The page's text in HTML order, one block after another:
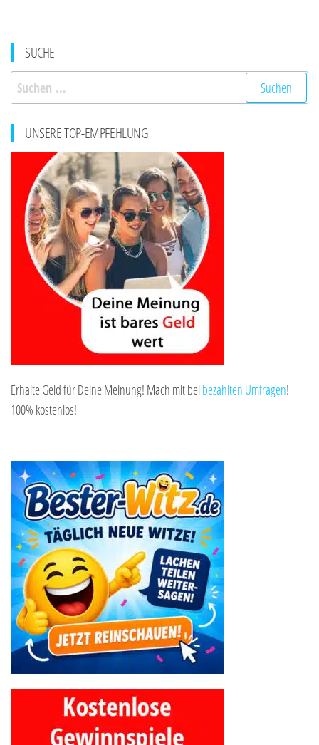
SUCHE
Suchen
nach:
UNSERE TOP-EMPFEHLUNG
Erhalte Geld für Deine Meinung! Mach mit beibezahlten Umfragen!
100% kostenlos!